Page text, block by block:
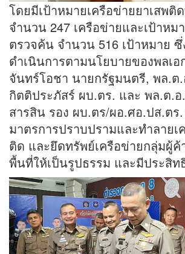
โดยมีเป้าหมายเครือข่ายยาเสพติ
จำนวน 247 เครือข่ายและเป้าหม
ตรวจค้น จำนวน 516 เป้าหมาย ซึ่
ดำเนินการตามนโยบายของพลเอ
จันทร์โอชา นายกรัฐมนตรี, พล.ต
กิตติประภัสร์ ผบ.ตร. และ พล.ต.
สารสิน รอง ผบ.ตร/ผอ.ศอ.ปส.ตร
มาตรการปราบปรามและทำลายเ
ติด และยึดทรัพย์เครือข่ายกลุ่มผู้ค้
พื้นที่ให้เป็นรูปธรรม และมีประสิท